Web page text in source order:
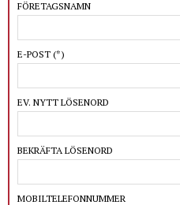
FÖRETAGSNAMN
E-POST (*)
EV. NYTT LÖSENORD
BEKRÄFTA LÖSENORD
MOBILTELEFONNUMMER